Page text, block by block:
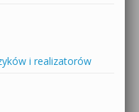
i realizatorów